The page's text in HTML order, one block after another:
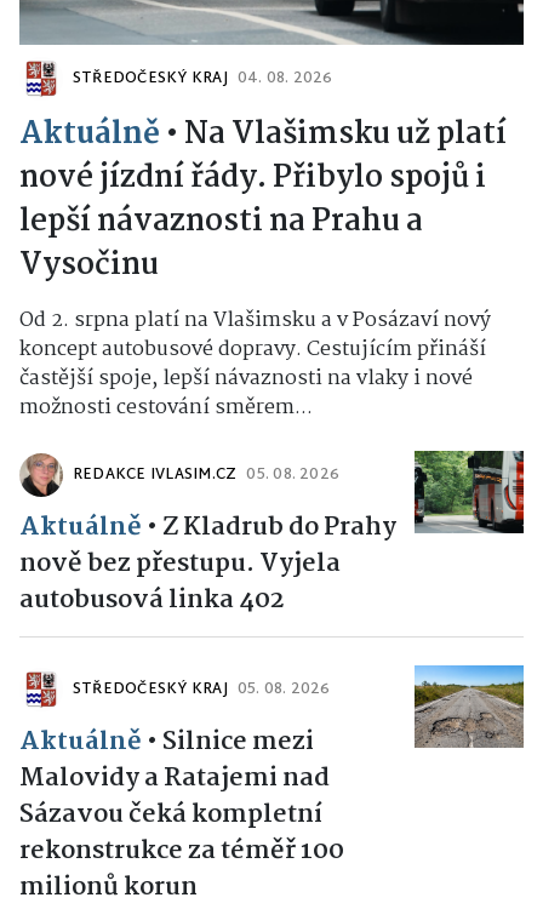
STŘEDOČESKÝ KRAJ 04. 08. 2026
Aktuálně • Na Vlašimsku už platí
nové jízdní řády. Přibylo spojů i
lepší návaznosti na Prahu a
Vysočinu
Od 2. srpna platí na Vlašimsku a v Posázaví nový
koncept autobusové dopravy. Cestujícím přináší
častější spoje, lepší návaznosti na vlaky i nové
možnosti cestování směrem...
REDAKCE IVLASIM.CZ 05. 08. 2026
Aktuálně • Z Kladrub do Prahy
nově bez přestupu. Vyjela
autobusová linka 402
STŘEDOČESKÝ KRAJ 05. 08. 2026
Aktuálně • Silnice mezi
Malovidy a Ratajemi nad
Sázavou čeká kompletní
rekonstrukce za téměř 100
milionů korun